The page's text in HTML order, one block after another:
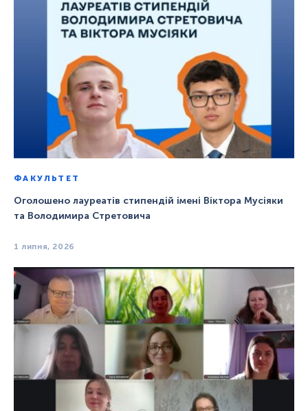
ФАКУЛЬТЕТ
Оголошено лауреатів стипендій імені Віктора Мусіяки
та Володимира Стретовича
1 липня, 2026